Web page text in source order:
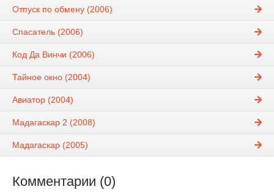
Отпуск по обмену (2006)
Спасатель (2006)
Код Да Винчи (2006)
Тайное окно (2004)
Авиатор (2004)
Мадагаскар 2 (2008)
Мадагаскар (2005)
Комментарии (0)